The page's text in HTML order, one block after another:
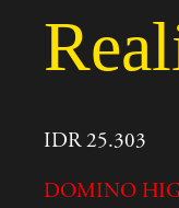
IDR 25.303
DOMINO